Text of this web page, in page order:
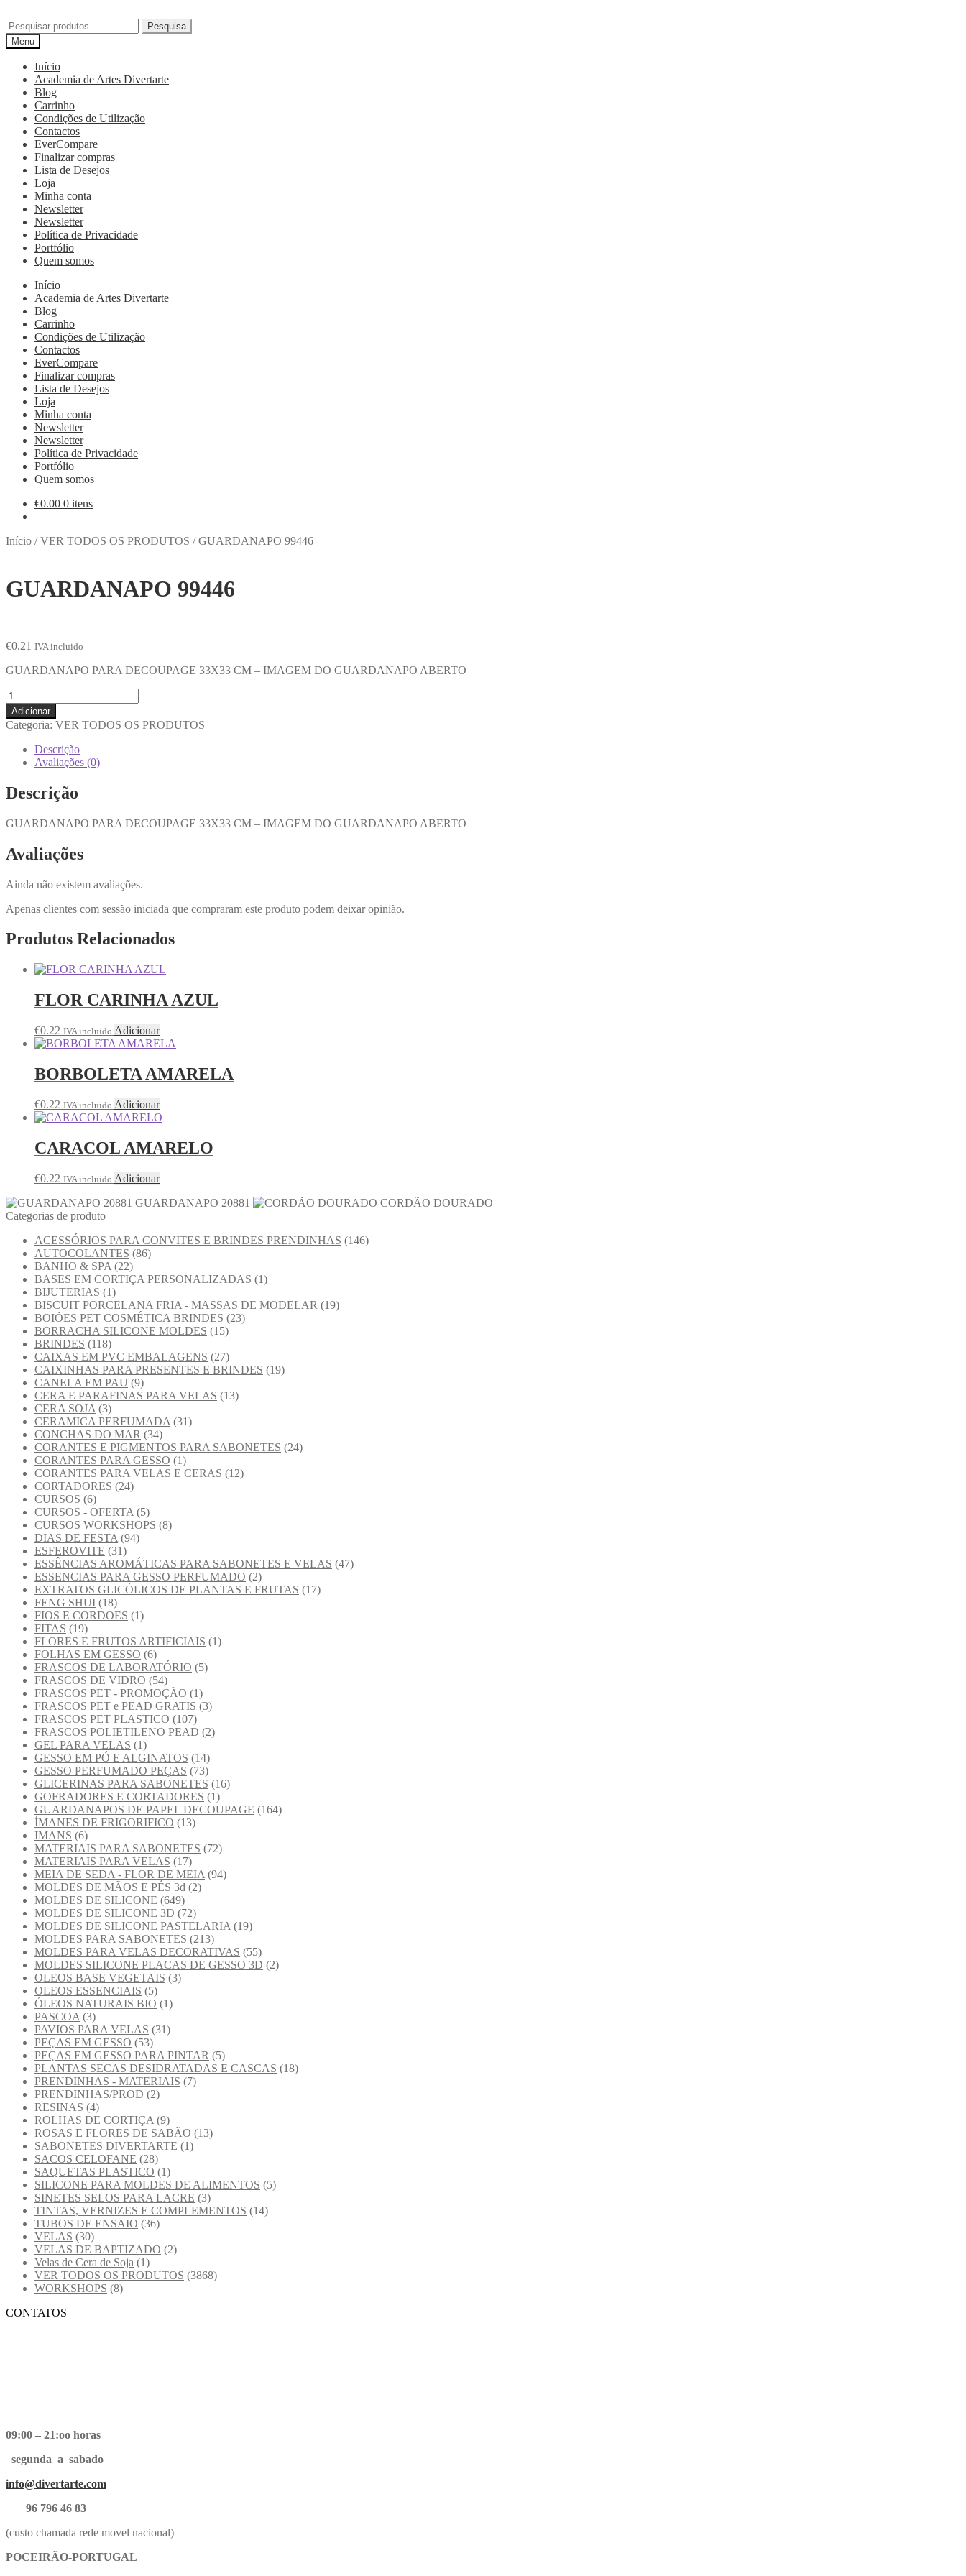
Pesquisa
Menu
Início
Academia de Artes Divertarte
Blog
Carrinho
Condições de Utilização
Contactos
EverCompare
Finalizar compras
Lista de Desejos
Loja
Minha conta
Newsletter
Newsletter
Política de Privacidade
Portfólio
Quem somos
Início
Academia de Artes Divertarte
Blog
Carrinho
Condições de Utilização
Contactos
EverCompare
Finalizar compras
Lista de Desejos
Loja
Minha conta
Newsletter
Newsletter
Política de Privacidade
Portfólio
Quem somos
€0.00 0 itens
Início /VER TODOS OS PRODUTOS /GUARDANAPO 99446
GUARDANAPO 99446
€0.21 IVA incluido
GUARDANAPO PARA DECOUPAGE 33X33 CM – IMAGEM DO GUARDANAPO ABERTO
Adicionar
Categoria: VER TODOS OS PRODUTOS
Descrição
Avaliações (0)
Descrição
GUARDANAPO PARA DECOUPAGE 33X33 CM – IMAGEM DO GUARDANAPO ABERTO
Avaliações
Ainda não existem avaliações.
Apenas clientes com sessão iniciada que compraram este produto podem deixar opinião.
Produtos Relacionados
FLOR CARINHA AZUL
€0.22 IVA incluido Adicionar
BORBOLETA AMARELA
€0.22 IVA incluido Adicionar
CARACOL AMARELO
€0.22 IVA incluido Adicionar
GUARDANAPO 20881
CORDÃO DOURADO
Categorias de produto
ACESSÓRIOS PARA CONVITES E BRINDES PRENDINHAS (146)
AUTOCOLANTES (86)
BANHO & SPA (22)
BASES EM CORTIÇA PERSONALIZADAS (1)
BIJUTERIAS (1)
BISCUIT PORCELANA FRIA - MASSAS DE MODELAR (19)
BOIÕES PET COSMÉTICA BRINDES (23)
BORRACHA SILICONE MOLDES (15)
BRINDES (118)
CAIXAS EM PVC EMBALAGENS (27)
CAIXINHAS PARA PRESENTES E BRINDES (19)
CANELA EM PAU (9)
CERA E PARAFINAS PARA VELAS (13)
CERA SOJA (3)
CERAMICA PERFUMADA (31)
CONCHAS DO MAR (34)
CORANTES E PIGMENTOS PARA SABONETES (24)
CORANTES PARA GESSO (1)
CORANTES PARA VELAS E CERAS (12)
CORTADORES (24)
CURSOS (6)
CURSOS - OFERTA (5)
CURSOS WORKSHOPS (8)
DIAS DE FESTA (94)
ESFEROVITE (31)
ESSÊNCIAS AROMÁTICAS PARA SABONETES E VELAS (47)
ESSENCIAS PARA GESSO PERFUMADO (2)
EXTRATOS GLICÓLICOS DE PLANTAS E FRUTAS (17)
FENG SHUI (18)
FIOS E CORDOES (1)
FITAS (19)
FLORES E FRUTOS ARTIFICIAIS (1)
FOLHAS EM GESSO (6)
FRASCOS DE LABORATÓRIO (5)
FRASCOS DE VIDRO (54)
FRASCOS PET - PROMOÇÃO (1)
FRASCOS PET e PEAD GRATIS (3)
FRASCOS PET PLASTICO (107)
FRASCOS POLIETILENO PEAD (2)
GEL PARA VELAS (1)
GESSO EM PÓ E ALGINATOS (14)
GESSO PERFUMADO PEÇAS (73)
GLICERINAS PARA SABONETES (16)
GOFRADORES E CORTADORES (1)
GUARDANAPOS DE PAPEL DECOUPAGE (164)
ÍMANES DE FRIGORIFICO (13)
IMANS (6)
MATERIAIS PARA SABONETES (72)
MATERIAIS PARA VELAS (17)
MEIA DE SEDA - FLOR DE MEIA (94)
MOLDES DE MÃOS E PÉS 3d (2)
MOLDES DE SILICONE (649)
MOLDES DE SILICONE 3D (72)
MOLDES DE SILICONE PASTELARIA (19)
MOLDES PARA SABONETES (213)
MOLDES PARA VELAS DECORATIVAS (55)
MOLDES SILICONE PLACAS DE GESSO 3D (2)
OLEOS BASE VEGETAIS (3)
OLEOS ESSENCIAIS (5)
ÓLEOS NATURAIS BIO (1)
PASCOA (3)
PAVIOS PARA VELAS (31)
PEÇAS EM GESSO (53)
PEÇAS EM GESSO PARA PINTAR (5)
PLANTAS SECAS DESIDRATADAS E CASCAS (18)
PRENDINHAS - MATERIAIS (7)
PRENDINHAS/PROD (2)
RESINAS (4)
ROLHAS DE CORTIÇA (9)
ROSAS E FLORES DE SABÃO (13)
SABONETES DIVERTARTE (1)
SACOS CELOFANE (28)
SAQUETAS PLASTICO (1)
SILICONE PARA MOLDES DE ALIMENTOS (5)
SINETES SELOS PARA LACRE (3)
TINTAS, VERNIZES E COMPLEMENTOS (14)
TUBOS DE ENSAIO (36)
VELAS (30)
VELAS DE BAPTIZADO (2)
Velas de Cera de Soja (1)
VER TODOS OS PRODUTOS (3868)
WORKSHOPS (8)
CONTATOS
09:00 – 21:oo horas
segunda a sabado
info@divertarte.com
96 796 46 83
(custo chamada rede movel nacional)
POCEIRÃO-PORTUGAL